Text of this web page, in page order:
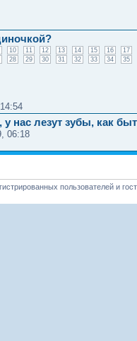
10 11 12 13 14 15 16
17
28 29 30 31 32 33 34 35
нас лезут зубы, как
06:18
пользователей и